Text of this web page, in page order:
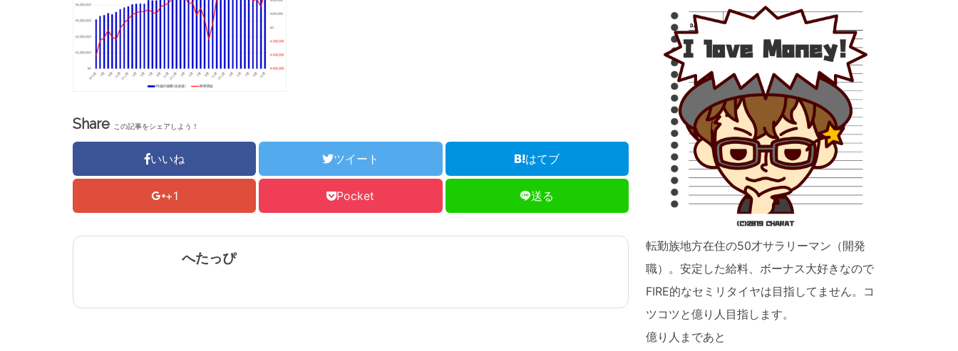
Share この記事をシェアしよう！
いいね ツイート はてブ
+1 Pocket 送る
へたっぴ
転勤族地方在住の50才サラリーマン（開発
職）。安定した給料、ボーナス大好きなので
FIRE的なセミリタイヤは目指してません。コ
ツコツと億り人目指します。
億り人まであと